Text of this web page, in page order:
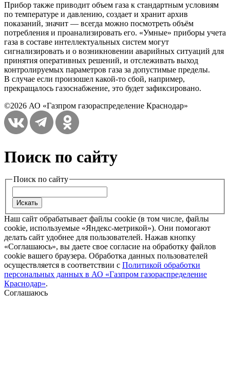
Прибор также приводит объем газа к стандартным условиям
по температуре и давлению, создает и хранит архив
показаний, значит — всегда можно посмотреть объём
потребления и проанализировать его. «Умные» приборы учета
газа в составе интеллектуальных систем могут
сигнализировать и о возникновении аварийных ситуаций для
принятия оперативных решений, и отслеживать выход
контролируемых параметров газа за допустимые пределы.
В случае если произошел какой-то сбой, например,
прекращалось газоснабжение, это будет зафиксировано.
©2026 АО «Газпром газораспределение Краснодар»
Поиск по сайту
Поиск по сайту
Наш сайт обрабатывает файлы cookie (в том числе, файлы
cookie, используемые «Яндекс-метрикой»). Они помогают
делать сайт удобнее для пользователей. Нажав кнопку
«Соглашаюсь», вы даете свое согласие на обработку файлов
cookie вашего браузера. Обработка данных пользователей
осуществляется в соответствии с Политикой обработки
персональных данных в АО «Газпром газораспределение
Краснодар».
Соглашаюсь